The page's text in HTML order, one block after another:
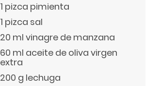
1 pizca pimienta
1 pizca sal
20 ml vinagre de manzana
60 ml aceite de oliva virgen
extra
200 g lechuga